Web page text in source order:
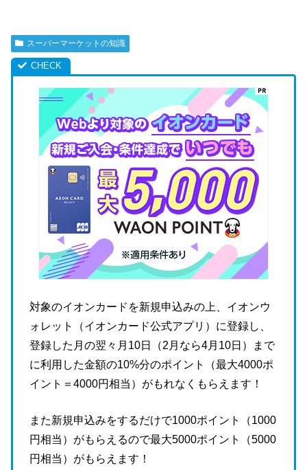
スーパーマーケットの知識
対象のイオンカードを新規申込みの上、イオンウ
ォレット（イオンカード公式アプリ）に登録し、
登録した月の翌々月10日（2月なら4月10日）まで
に利用した金額の10%分のポイント（最大4000ポ
イント＝4000円相当）がもれなくもらえます！
また新規申込みをするだけで1000ポイント（1000
円相当）がもらえるので最大5000ポイント（5000
円相当）がもらえます！